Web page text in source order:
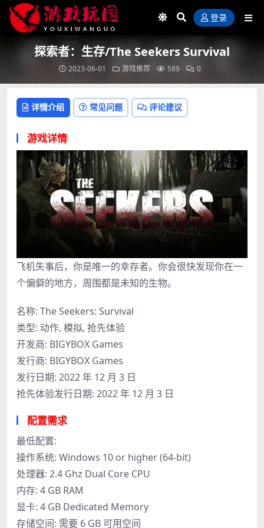
登录
探索者：生存/The Seekers Survival
2023-06-01 游戏推荐 589 0
详情介绍 常见问题 评论建议
游戏详情
飞机失事后，你是唯一的幸存者。你会很快发现你在一
个偏僻的地方，周围都是未知的生物。
名称: The Seekers: Survival
类型: 动作, 模拟, 抢先体验
开发商: BIGYBOX Games
发行商: BIGYBOX Games
发行日期: 2022 年 12 月 3 日
抢先体验发行日期: 2022 年 12 月 3 日
配置需求
最低配置:
操作系统: Windows 10 or higher (64-bit)
处理器: 2.4 Ghz Dual Core CPU
内存: 4 GB RAM
显卡: 4 GB Dedicated Memory
存储空间: 需要 6 GB 可用空间